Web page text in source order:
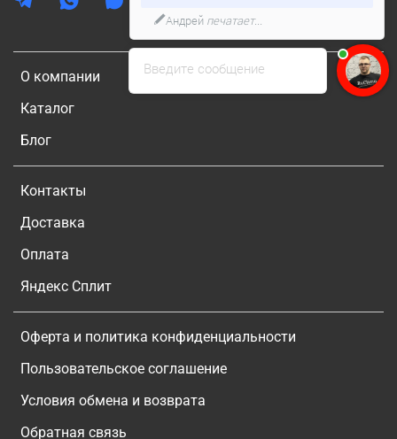
О компании
Каталог
Блог
Контакты
Доставка
Оплата
Яндекс Сплит
Оферта и политика конфиденциальности
Пользовательское соглашение
Условия обмена и возврата
Обратная связь
Введите сообщение
Андрей печатает...